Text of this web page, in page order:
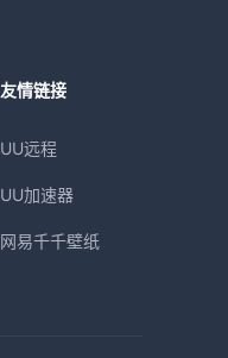
友情链接
UU远程
UU加速器
网易千千壁纸